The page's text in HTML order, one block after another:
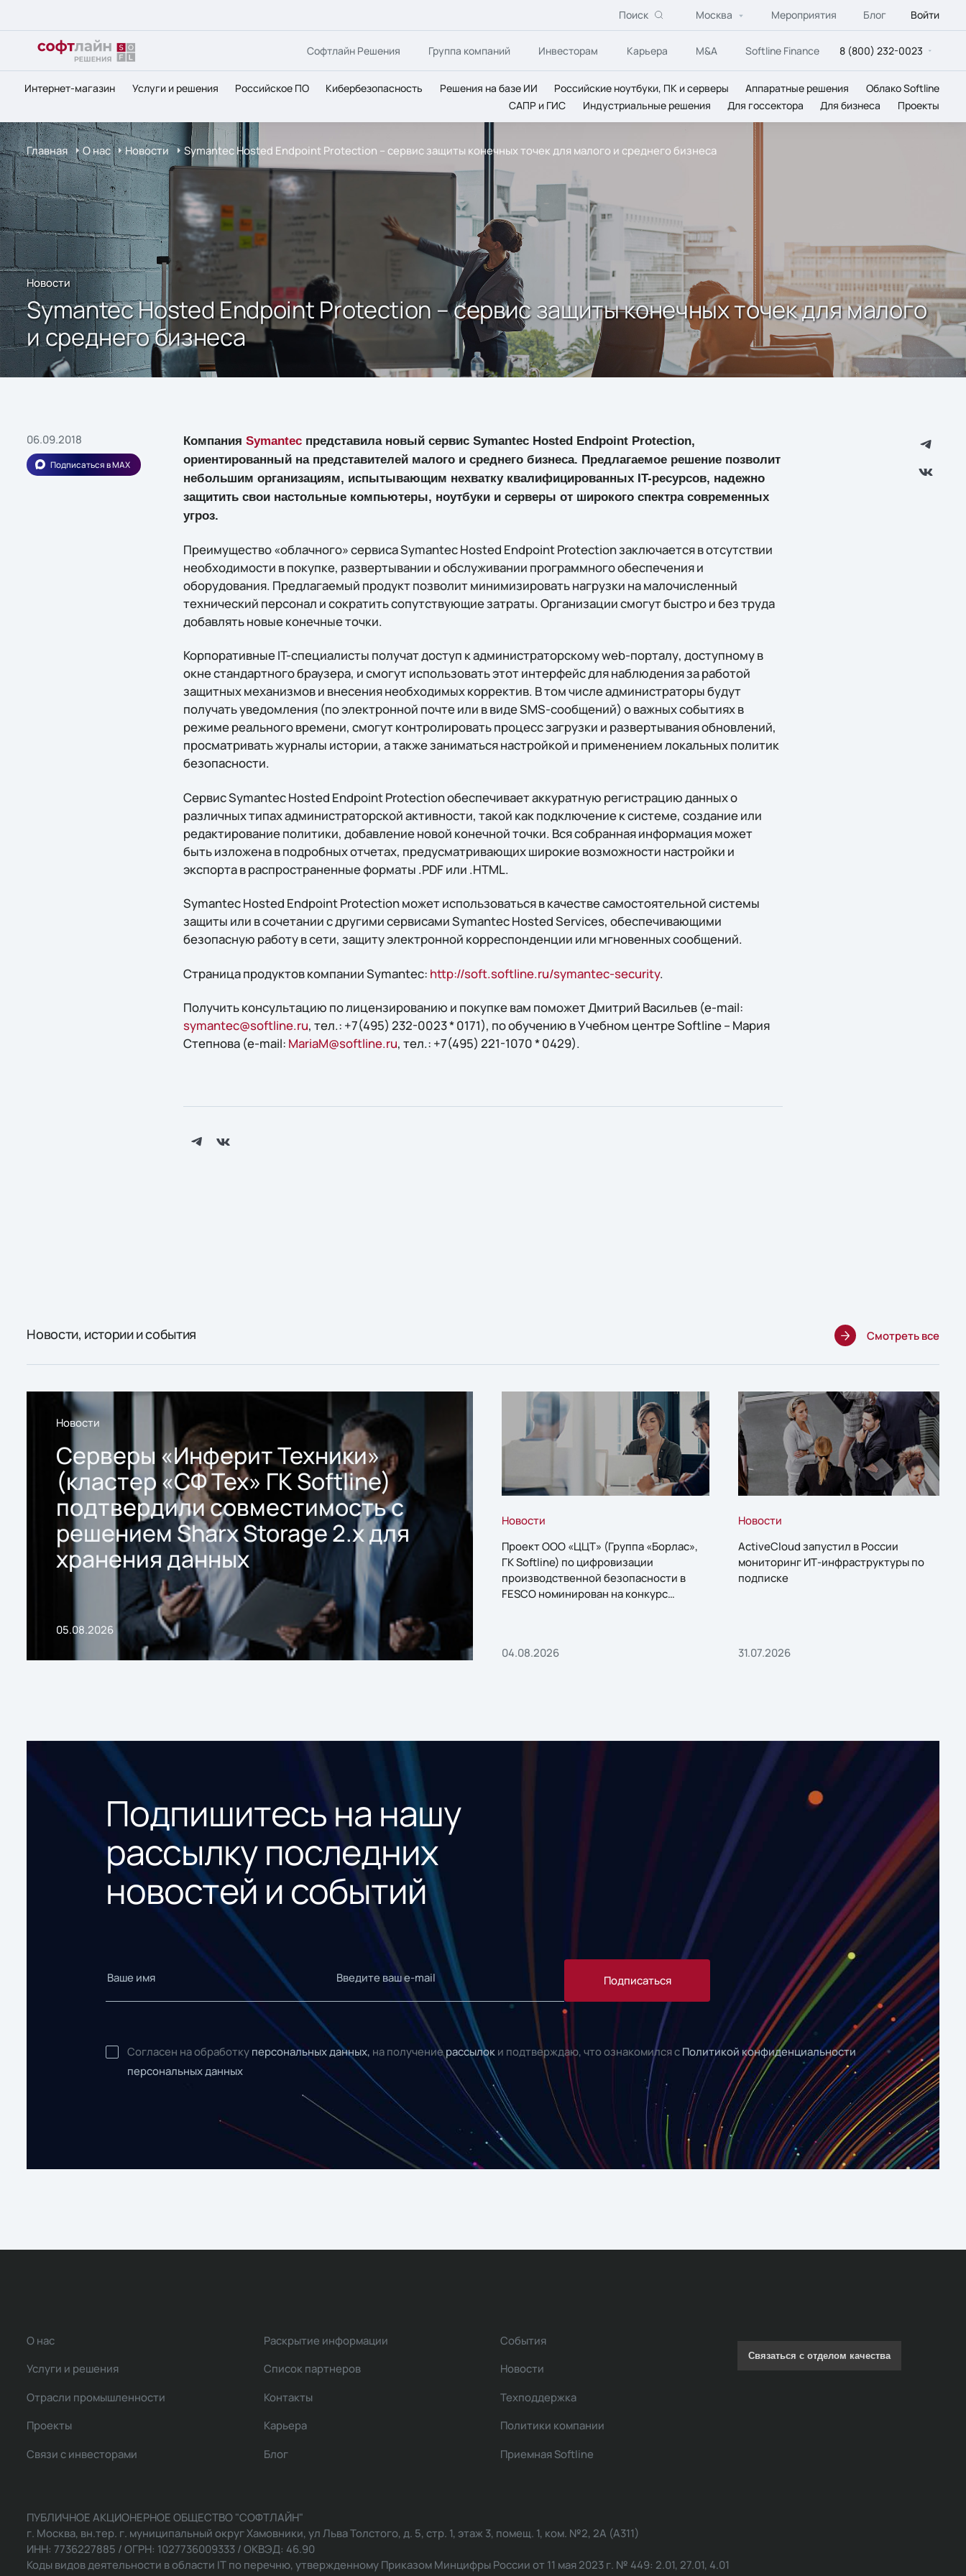
Поиск Москва Мероприятия Блог Войти
Софтлайн Решения Группа компаний Инвесторам Карьера M&A Softline Finance 8 (800) 232-0023
Интернет-магазин Услуги и решения Российское ПО Кибербезопасность Решения на базе ИИ Российские ноутбуки, ПК и серверы Аппаратные решения
Облако Softline
САПР и ГИС
Индустриальные решения Для госсектора Для бизнеса Проекты
Главная О нас Новости Symantec Hosted Endpoint Protection – сервис защиты конечных точек для малого и среднего бизнеса
Новости
Symantec Hosted Endpoint Protection – сервис защиты конечных точек для малого
и среднего бизнеса
06.09.2018
Подписаться в MAX
Компания Symantecпредставила новый сервис Symantec Hosted Endpoint Protection,
ориентированный на представителей малого и среднего бизнеса. Предлагаемое решение позволит
небольшим организациям, испытывающим нехватку квалифицированных IT-ресурсов, надежно
защитить свои настольные компьютеры, ноутбуки и серверы от широкого спектра современных
угроз.
Преимущество «облачного» сервиса Symantec Hosted Endpoint Protection заключается в отсутствии
необходимости в покупке, развертывании и обслуживании программного обеспечения и
оборудования. Предлагаемый продукт позволит минимизировать нагрузки на малочисленный
технический персонал и сократить сопутствующие затраты. Организации смогут быстро и без труда
добавлять новые конечные точки.
Корпоративные IT-специалисты получат доступ к администраторскому web-порталу, доступному в
окне стандартного браузера, и смогут использовать этот интерфейс для наблюдения за работой
защитных механизмов и внесения необходимых корректив. В том числе администраторы будут
получать уведомления (по электронной почте или в виде SMS-сообщений) о важных событиях в
режиме реального времени, смогут контролировать процесс загрузки и развертывания обновлений,
просматривать журналы истории, а также заниматься настройкой и применением локальных политик
безопасности.
Сервис Symantec Hosted Endpoint Protection обеспечивает аккуратную регистрацию данных о
различных типах администраторской активности, такой как подключение к системе, создание или
редактирование политики, добавление новой конечной точки. Вся собранная информация может
быть изложена в подробных отчетах, предусматривающих широкие возможности настройки и
экспорта в распространенные форматы .PDF или .HTML.
Symantec Hosted Endpoint Protection может использоваться в качестве самостоятельной системы
защиты или в сочетании с другими сервисами Symantec Hosted Services, обеспечивающими
безопасную работу в сети, защиту электронной корреспонденции или мгновенных сообщений.
Страница продуктов компании Symantec: http://soft.softline.ru/symantec-security.
Получить конcультацию по лицензированию и покупке вам поможет Дмитрий Васильев (e-mail:
symantec@softline.ru, тел.: +7(495) 232-0023 * 0171), по обучению в Учебном центре Softline – Мария
Степнова (e-mail: MariaM@softline.ru, тел.: +7(495) 221-1070 * 0429).
Новости, истории и события Смотреть все
Новости
Серверы «Инферит Техники»
(кластер «СФ Тех» ГК Softline)
подтвердили совместимость с
решением Sharx Storage 2.x для
хранения данных
05.08.2026
Новости
Проект ООО «ЦЦТ» (Группа «Борлас»,
ГК Softline) по цифровизации
производственной безопасности в
FESCO номинирован на конкурс
04.08.2026
Новости
ActiveCloud запустил в России
мониторинг ИТ-инфраструктуры по
подписке
31.07.2026
Подпишитесь на нашу
рассылку последних
новостей и событий
Подписаться
Согласен на обработку персональных данных, на получениерассылок и подтверждаю, что ознакомился с Политикой конфиденциальности
персональных данных
О нас
Услуги и решения
Отрасли промышленности
Проекты
Связи с инвесторами
Раскрытие информации
Список партнеров
Контакты
Карьера
Блог
События
Новости
Техподдержка
Политики компании
Приемная Softline
Связаться с отделом качества
ПУБЛИЧНОЕ АКЦИОНЕРНОЕ ОБЩЕСТВО "СОФТЛАЙН"
г. Москва, вн.тер. г. муниципальный округ Хамовники, ул Льва Толстого, д. 5, стр. 1, этаж 3, помещ. 1, ком. №2, 2А (А311)
ИНН: 7736227885 / ОГРН: 1027736009333 / ОКВЭД: 46.90
Коды видов деятельности в области IT по перечню, утвержденному Приказом Минцифры России от 11 мая 2023 г. № 449: 2.01, 27.01, 4.01